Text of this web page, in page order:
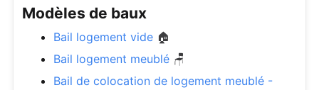
Modèles de baux
Bail logement vide 🏠
Bail logement meublé 🪑
Bail de colocation de logement meublé -